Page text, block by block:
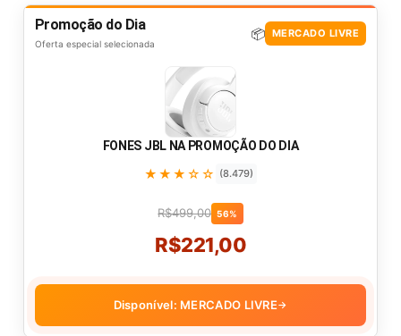
Promoção do Dia
Oferta especial selecionada
📦 MERCADO LIVRE
FONES JBL NA PROMOÇÃO DO DIA
★★★☆☆ (8.479)
R$499,00 56%
R$221,00
Disponível: MERCADO LIVRE→